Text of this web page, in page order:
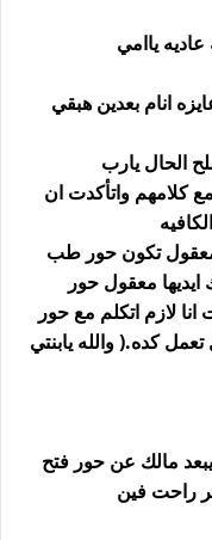
ياامي
انام بعدين هبقي
الحال يارب
كلامهم واتأكدت ان
معقول تكون حور طب
معقول حور
لازم اتكلم مع حور
كده.( والله يابنتي
مالك عن حور فتح
راحت فين